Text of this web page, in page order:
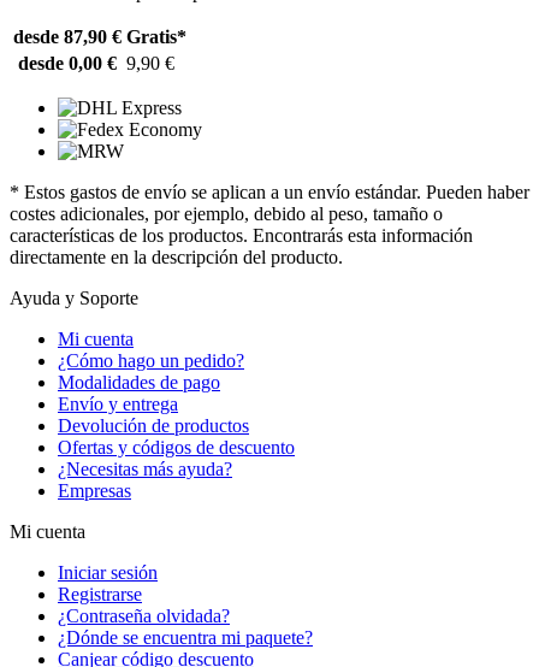
desde 87,90 € Gratis*
desde 0,00 € 9,90 €
* Estos gastos de envío se aplican a un envío estándar. Pueden haber
costes adicionales, por ejemplo, debido al peso, tamaño o
características de los productos. Encontrarás esta información
directamente en la descripción del producto.
Ayuda y Soporte
Mi cuenta
¿Cómo hago un pedido?
Modalidades de pago
Envío y entrega
Devolución de productos
Ofertas y códigos de descuento
¿Necesitas más ayuda?
Empresas
Mi cuenta
Iniciar sesión
Registrarse
¿Contraseña olvidada?
¿Dónde se encuentra mi paquete?
Canjear código descuento